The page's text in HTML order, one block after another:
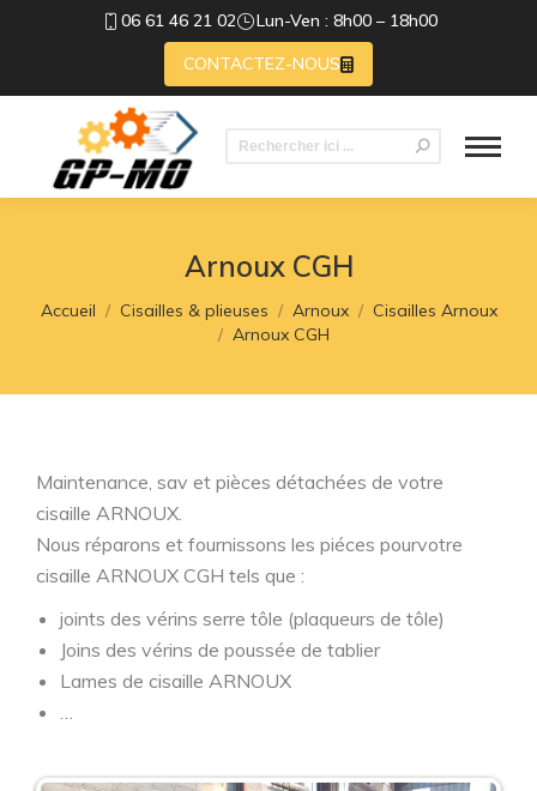
06 61 46 21 02
Lun-Ven : 8h00 – 18h00
CONTACTEZ-NOUS
Recherche
Arnoux CGH
Vous êtes ici :
Accueil Cisailles & plieuses Arnoux
Cisailles Arnoux
Arnoux CGH
Maintenance, sav et pièces détachées de votre
cisaille ARNOUX.
Nous réparons et fournissons les piéces pourvotre
cisaille ARNOUX CGH tels que :
joints des vérins serre tôle (plaqueurs de tôle)
Joins des vérins de poussée de tablier
Lames de cisaille ARNOUX